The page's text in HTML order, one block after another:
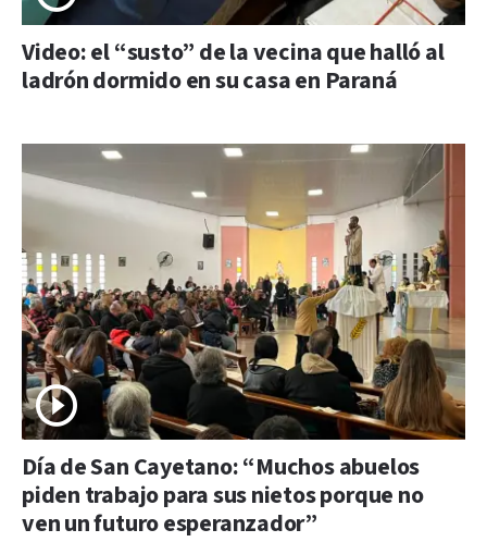
Video: el “susto” de la vecina que halló al
ladrón dormido en su casa en Paraná
Día de San Cayetano: “Muchos abuelos
piden trabajo para sus nietos porque no
ven un futuro esperanzador”